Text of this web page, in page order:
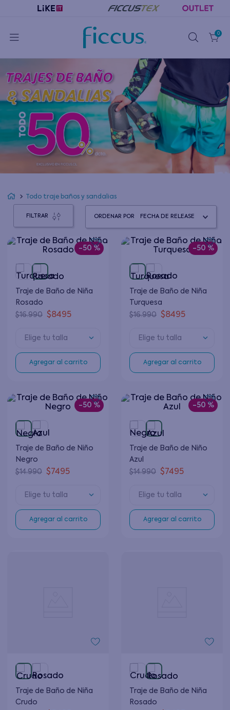
0
Todo traje baños y sandalias
FILTRAR ORDENAR POR FECHA DE RELEASE
-50 %
Traje de Baño de Niña
Rosado
$16.990 $8495
Elige tu talla
Agregar al carrito
-50 %
Traje de Baño de Niña
Turquesa
$16.990 $8495
Elige tu talla
Agregar al carrito
-50 %
Traje de Baño de Niño
Negro
$14.990 $7495
Elige tu talla
Agregar al carrito
-50 %
Traje de Baño de Niño
Azul
$14.990 $7495
Elige tu talla
Agregar al carrito
Traje de Baño de Niña
Crudo
Traje de Baño de Niña
Rosado